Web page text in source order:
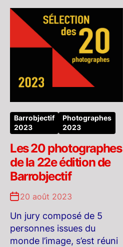
Barrobjectif
2023
Photographes
2023
Les 20 photographes
de la 22e édition de
Barrobjectif
20 août 2023
Un jury composé de 5
personnes issues du
monde l’image, s’est réuni